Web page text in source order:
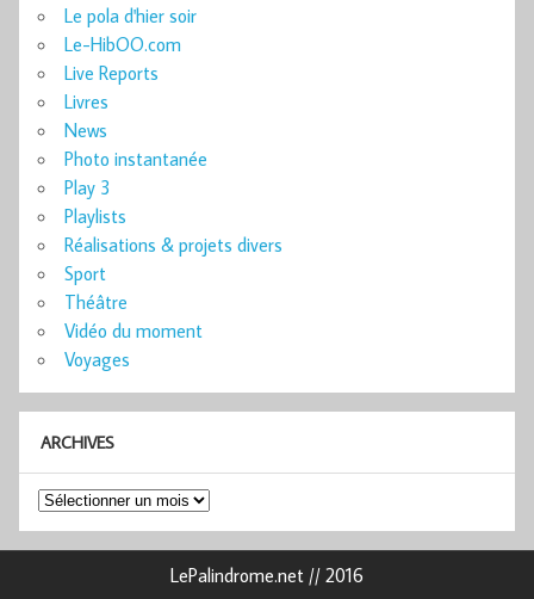
Le pola d'hier soir
Le-HibOO.com
Live Reports
Livres
News
Photo instantanée
Play 3
Playlists
Réalisations & projets divers
Sport
Théâtre
Vidéo du moment
Voyages
ARCHIVES
Archives
LePalindrome.net // 2016